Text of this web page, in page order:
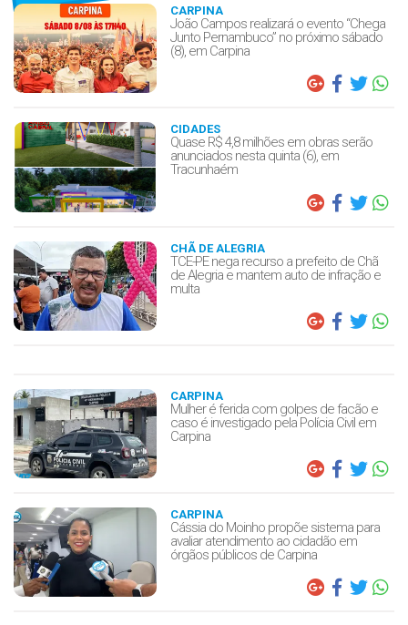
CARPINA
João Campos realizará o evento “Chega
Junto Pernambuco” no próximo sábado
(8), em Carpina
CIDADES
Quase R$ 4,8 milhões em obras serão
anunciados nesta quinta (6), em
Tracunhaém
CHÃ DE ALEGRIA
TCE-PE nega recurso a prefeito de Chã
de Alegria e mantem auto de infração e
multa
CARPINA
Mulher é ferida com golpes de facão e
caso é investigado pela Polícia Civil em
Carpina
CARPINA
Cássia do Moinho propõe sistema para
avaliar atendimento ao cidadão em
órgãos públicos de Carpina